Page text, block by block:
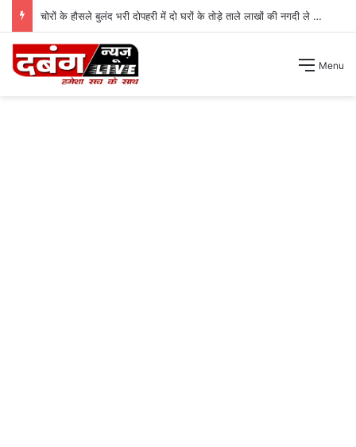
पत्रकारों ने अपने खिलाफ हुई झुठी शिकायत के बाद रखा अपना पक्ष ।
Menu